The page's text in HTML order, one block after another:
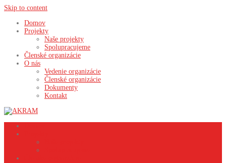
Skip to content
Domov
Projekty
Naše projekty
Spolupracujeme
Členské organizácie
O nás
Vedenie organizácie
Členské organizácie
Dokumenty
Kontakt